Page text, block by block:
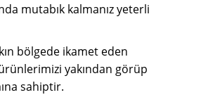
mutabık kalmanız yeterli
bölgede ikamet eden
yakından görüp
sahiptir.